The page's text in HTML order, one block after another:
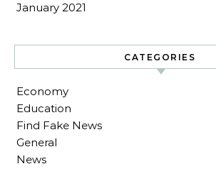
January 2021
CATEGORIES
Economy
Education
Find Fake News
General
News